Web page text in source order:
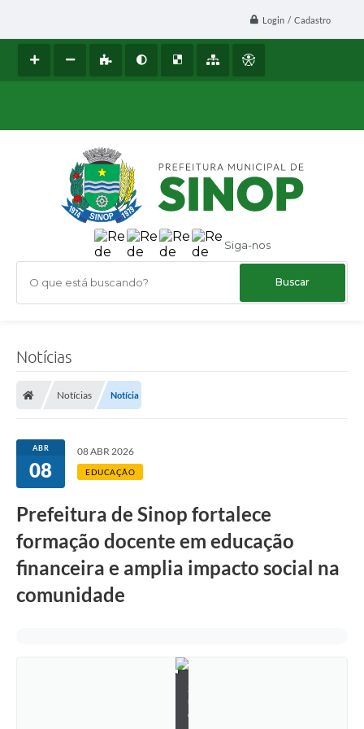
Login / Cadastro
Siga-nos
O que está buscando?
Notícias
Notícias Notícia
ABR
08
08 ABR 2026
EDUCAÇÃO
Prefeitura de Sinop fortalece
formação docente em educação
financeira e amplia impacto social na
comunidade
S
u
e